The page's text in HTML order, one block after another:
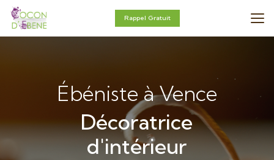
Aller
contenu
principal
Rappel Gratuit
Ébéniste à Vence
Décoratrice
d'intérieur